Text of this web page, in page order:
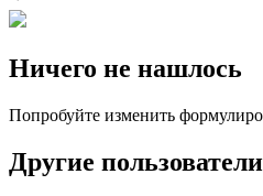
Ничего не нашлось
Попробуйте изменить
Другие